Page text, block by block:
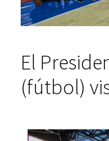
El
(fútbol)